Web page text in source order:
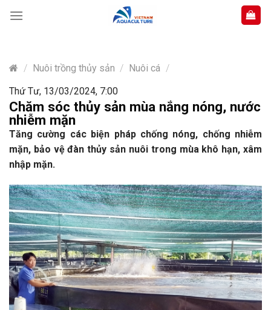
content
/ Nuôi trồng thủy sản / Nuôi cá /
Thứ Tư, 13/03/2024, 7:00
Chăm sóc thủy sản mùa nắng nóng, nước
nhiễm mặn
Tăng cường các biện pháp chống nóng, chống nhiễm
mặn, bảo vệ đàn thủy sản nuôi trong mùa khô hạn, xâm
nhập mặn.